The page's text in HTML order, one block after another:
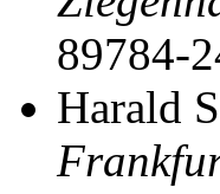
89784-
Harald